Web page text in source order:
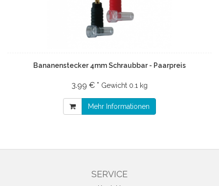
Bananenstecker 4mm Schraubbar - Paarpreis
3.99 € * Gewicht 0.1 kg
Mehr Informationen
SERVICE